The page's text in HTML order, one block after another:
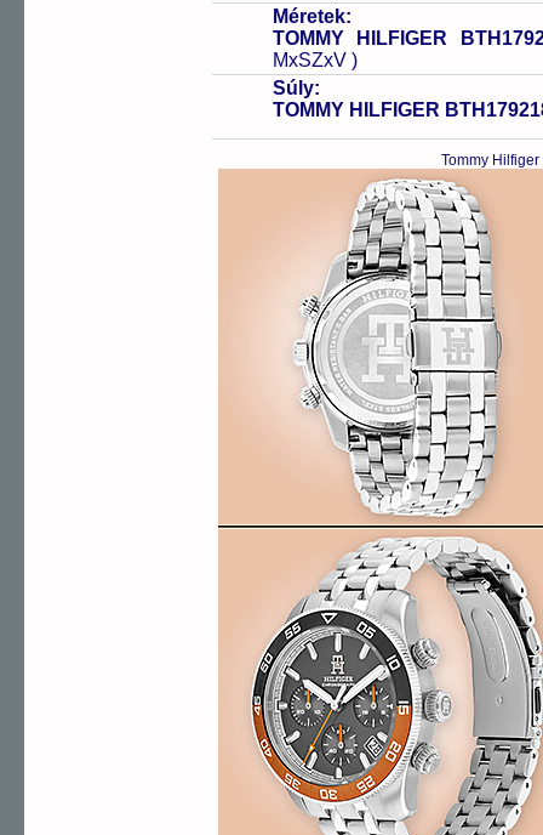
Méretek:
TOMMY HILFIGER
MxSZxV )
Súly:
TOMMY HILFIGER
Tommy